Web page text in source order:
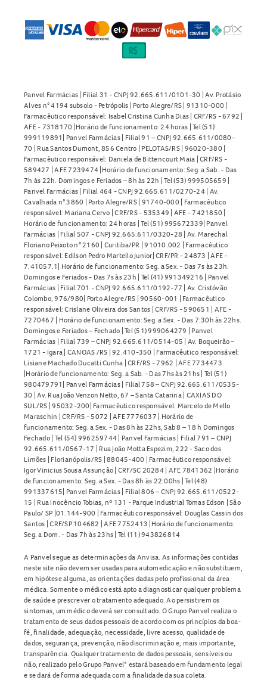
Panvel Farmácias | Filial 31 - CNPJ 92.665.611/0101-30 | Av. Protásio
Alves n° 4194 subsolo - Petrópolis | Porto Alegre/RS | 91310-000 |
Farmacêutico responsável: Isabel Cristina Cunha Dias | CRF/RS - 6792 |
AFE - 7318170 |Horário de funcionamento: 24 horas | Tel (51)
999119891| Panvel Farmácias | Filial 91 – CNPJ 92.665.611/0080-
70 | Rua Santos Dumont, 856 Centro | PELOTAS/RS | 96020-380 |
Farmacêutico responsável: Daniela de Bittencourt Maia | CRF/RS -
589427 | AFE 7239474 |Horário de funcionamento: Seg. a Sab. - Das
7h às 22h. Domingos e Feriados – 8h às 22h | Tel (53) 999505659 |
Panvel Farmácias | Filial 464 - CNPJ 92.665.611/0270-24 | Av.
Cavalhada n° 3860 | Porto Alegre/RS | 91740-000 | Farmacêutico
responsável: Mariana Cervo | CRF/RS - 535349 | AFE - 7421850 |
Horário de funcionamento: 24 horas | Tel (51) 995672339| Panvel
Farmácias | Filial 507 - CNPJ 92.665.611/0320-28 | Av. Marechal
Floriano Peixoto n° 2160 | Curitiba/PR | 91010.002 | Farmacêutico
responsável: Edilson Pedro Martello Junior| CRF/PR - 24873 | AFE -
7.41057.1| Horário de funcionamento: Seg. a Sex. - Das 7s às 23h.
Domingos e Feriados - Das 7s às 23h | Tel (41) 991349216 | Panvel
Farmácias | Filial 701 - CNPJ 92.665.611/0192-77 | Av. Cristóvão
Colombo, 976/980| Porto Alegre/RS | 90560-001 | Farmacêutico
responsável: Crislane Oliveira dos Santos | CRF/RS - 590651 | AFE -
7270467 | Horário de funcionamento: Seg. a Sex. - Das 7:30h às 22hs.
Domingos e Feriados – Fechado | Tel (51) 999064279 | Panvel
Farmácias | Filial 739 – CNPJ 92.665.611/0514-05 | Av. Boqueirão –
1721 - Igara | CANOAS /RS | 92.410-350 | Farmacêutico responsável:
Lisiane Machado Ducatti Cunha | CRF/RS - 7962 | AFE 7734473
|Horário de funcionamento: Seg. a Sab. - Das 7hs às 21hs | Tel (51)
980479791| Panvel Farmácias | Filial 758 – CNPJ 92.665.611/0535-
30 | Av. Rua João Venzon Netto, 67 – Santa Catarina | CAXIAS DO
SUL/RS | 95032-200| Farmacêutico responsável: Marcelo de Mello
Maraschin | CRF/RS - 5072 | AFE 7776037 | Horário de
funcionamento: Seg. a Sex. - Das 8h às 22hs, Sab 8 – 18 h Domingos
Fechado | Tel (54) 996259744 | Panvel Farmácias | Filial 791 – CNPJ
92.665.611/0567-17 | Rua João Motta Espezim, 222 - Saco dos
Limões | Florianópolis/RS | 88045-400 | Farmacêutico responsável:
Igor Vinicius Sousa Assunção | CRF/SC 20284 | AFE 7841362 |Horário
de funcionamento: Seg. a Sex. - Das 8h às 22:00hs | Tel (48)
991337615| Panvel Farmácias | Filial 806 – CNPJ 92.665.611/0522-
15 | Rua Inocêncio Tobias, nº 131 - Parque Industrial Tomas Edson | São
Paulo/ SP |01.144-900 | Farmacêutico responsável: Douglas Cassin dos
Santos | CRF/SP 104682 | AFE 7752413 |Horário de funcionamento:
Seg. a Dom. - Das 7h às 23hs | Tel (11) 943826814
A Panvel segue as determinações da Anvisa. As informações contidas
neste site não devem ser usadas para automedicação e não substituem,
em hipótese alguma, as orientações dadas pelo profissional da área
médica. Somente o médico está apto a diagnosticar qualquer problema
de saúde e prescrever o tratamento adequado. Ao persistirem os
sintomas, um médico deverá ser consultado. O Grupo Panvel realiza o
tratamento de seus dados pessoais de acordo com os princípios da boa-
fé, finalidade, adequação, necessidade, livre acesso, qualidade de
dados, segurança, prevenção, não discriminação e, mais importante,
transparência. Qualquer tratamento de dados pessoais, sensíveis ou
não, realizado pelo Grupo Panvel* estará baseado em fundamento legal
e se dará de forma adequada com a finalidade da sua coleta.